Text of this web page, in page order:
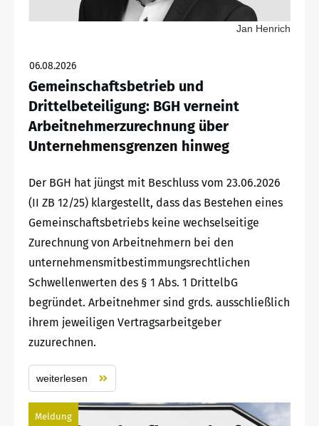
Jan Henrich
06.08.2026
Gemeinschaftsbetrieb und
Drittelbeteiligung: BGH verneint
Arbeitnehmerzurechnung über
Unternehmensgrenzen hinweg
Der BGH hat jüngst mit Beschluss vom 23.06.2026
(II ZB 12/25) klargestellt, dass das Bestehen eines
Gemeinschaftsbetriebs keine wechselseitige
Zurechnung von Arbeitnehmern bei den
unternehmensmitbestimmungsrechtlichen
Schwellenwerten des § 1 Abs. 1 DrittelbG
begründet. Arbeitnehmer sind grds. ausschließlich
ihrem jeweiligen Vertragsarbeitgeber
zuzurechnen.
weiterlesen
Meldung